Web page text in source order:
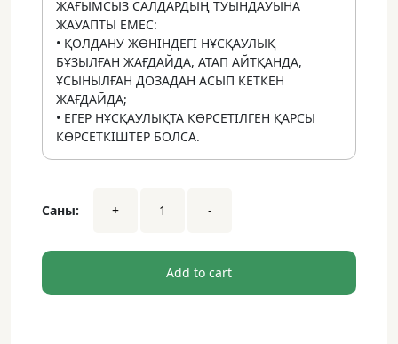
ЖАҒЫМСЫЗ САЛДАРДЫҢ ТУЫНДАУЫНА
ЖАУАПТЫ ЕМЕС:
• ҚОЛДАНУ ЖӨНІНДЕГІ НҰСҚАУЛЫҚ
БҰЗЫЛҒАН ЖАҒДАЙДА, АТАП АЙТҚАНДА,
ҰСЫНЫЛҒАН ДОЗАДАН АСЫП КЕТКЕН
ЖАҒДАЙДА;
• ЕГЕР НҰСҚАУЛЫҚТА КӨРСЕТІЛГЕН ҚАРСЫ
КӨРСЕТКІШТЕР БОЛСА.
Саны: +
шыбын
микродозасы
-
Add to cart